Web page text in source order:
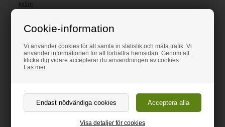
Cookie-information
Vi använder cookies för att samla in statistik och mäta trafik. Vi
använder informationen för att förbättra hemsidan. Genom att
klicka dig vidare accepterar du användningen av cookies.
Läs mer
Visa detaljer för cookies
Mått:
-Bredd 75cm
-Djup 5cm
Tillhörande produkter